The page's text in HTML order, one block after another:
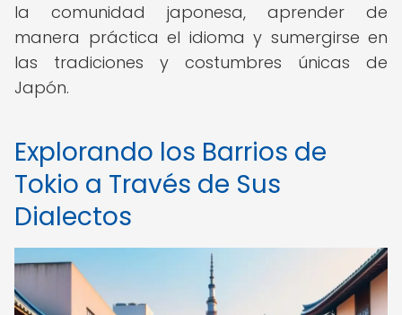
la comunidad japonesa, aprender de
manera práctica el idioma y sumergirse en
las tradiciones y costumbres únicas de
Japón.
Explorando los Barrios de
Tokio a Través de Sus
Dialectos